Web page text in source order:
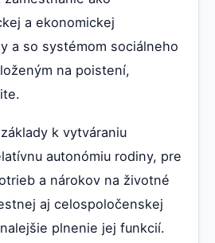
a ekonomickej
a so systémom sociálneho
na poistení,
k vytváraniu
autonómiu rodiny, pre
a nárokov na životné
aj celospoločenskej
plnenie jej funkcií.